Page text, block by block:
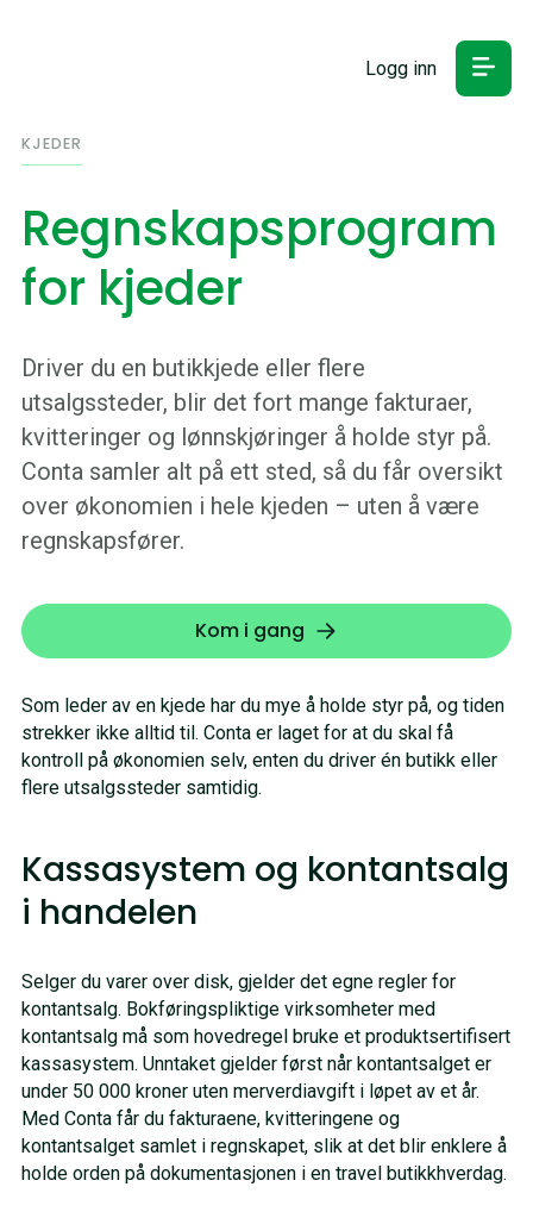
Logg inn
KJEDER
Regnskapsprogram
for kjeder
Driver du en butikkjede eller flere
utsalgssteder, blir det fort mange fakturaer,
kvitteringer og lønnskjøringer å holde styr på.
Conta samler alt på ett sted, så du får oversikt
over økonomien i hele kjeden – uten å være
regnskapsfører.
Kom i gang
Som leder av en kjede har du mye å holde styr på, og tiden
strekker ikke alltid til. Conta er laget for at du skal få
kontroll på økonomien selv, enten du driver én butikk eller
flere utsalgssteder samtidig.
Kassasystem og kontantsalg
i handelen
Selger du varer over disk, gjelder det egne regler for
kontantsalg. Bokføringspliktige virksomheter med
kontantsalg må som hovedregel bruke et produktsertifisert
kassasystem. Unntaket gjelder først når kontantsalget er
under 50 000 kroner uten merverdiavgift i løpet av et år.
Med Conta får du fakturaene, kvitteringene og
kontantsalget samlet i regnskapet, slik at det blir enklere å
holde orden på dokumentasjonen i en travel butikkhverdag.